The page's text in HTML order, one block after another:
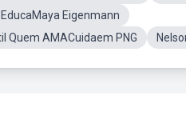
EducaMaya Eigenmann
Quem AMACuidaem PNG